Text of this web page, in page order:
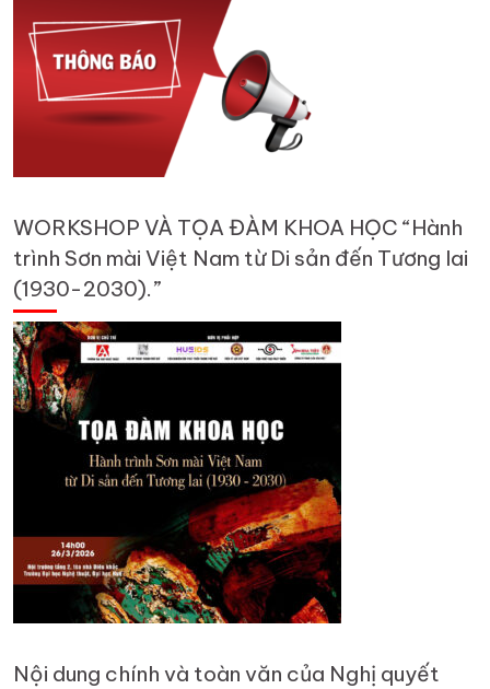
WORKSHOP VÀ TỌA ĐÀM KHOA HỌC “Hành
trình Sơn mài Việt Nam từ Di sản đến Tương lai
(1930-2030).”
Nội dung chính và toàn văn của Nghị quyết